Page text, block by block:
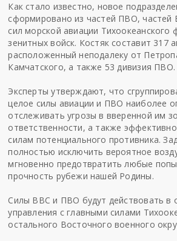
Как стало известно, новое
сформировано из частей ПВО, частей
сил морской авиации Тихоокеанского
зенитных войск. Костяк составит 317
расположенный неподалеку от
Камчатского, а также 53 дивизия ПВО.
Эксперты утверждают, что
целое силы авиации и ПВО наиболее
отслеживать угрозы в вверенной им
ответственности, а также
силам потенциального противника.
полностью исключить вероятное
мгновенно предотвратить любые
прочность рубежи нашей Родины.
Силы ВВС и ПВО будут действовать в
управления с главными силами
остального Восточного военного